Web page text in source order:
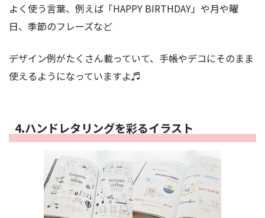
よく使う言葉、例えば「HAPPY BIRTHDAY」や月や曜
日、季節のフレーズなど
デザイン例がたくさん載っていて、手帳やデコにそのまま
使えるようになっていますよ♬
4.ハンドレタリングを彩るイラスト